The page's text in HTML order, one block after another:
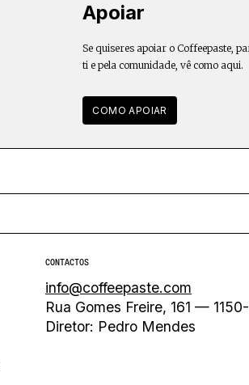
Apoiar
Se quiseres apoiar o Coffeepaste,
ti e pela comunidade, vê como aqui.
COMO APOIAR
CONTACTOS
info@coffeepaste.com
Rua Gomes Freire, 161 —
Diretor: Pedro Mendes